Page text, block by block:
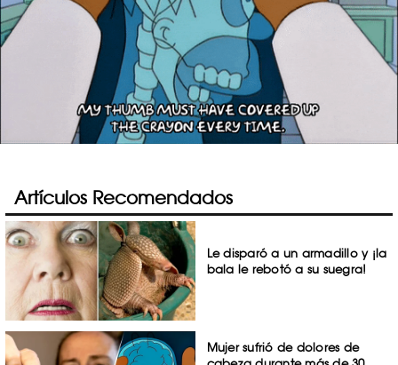
Artículos Recomendados
Le disparó a un armadillo y ¡la
bala le rebotó a su suegra!
Mujer sufrió de dolores de